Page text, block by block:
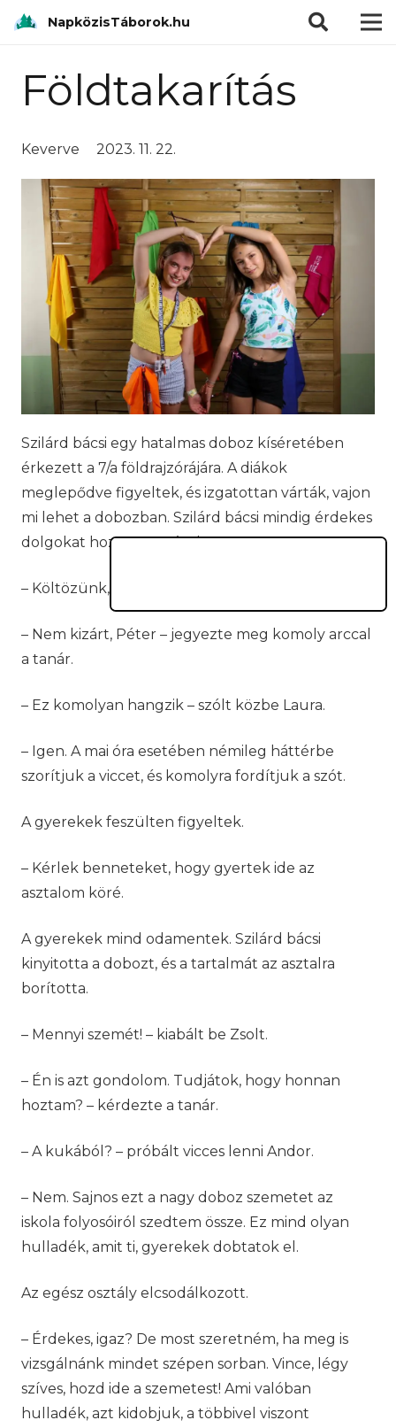
NapközisTáborok.hu
Földtakarítás
Keverve 2023. 11. 22.
Szilárd bácsi egy hatalmas doboz kíséretében
érkezett a 7/a földrajzórájára. A diákok
meglepődve figyeltek, és izgatottan várták, vajon
mi lehet a dobozban. Szilárd bácsi mindig érdekes
dolgokat hozott magával.
– Költözünk, Tanár Úr? – kiabált be Peti.
– Nem kizárt, Péter – jegyezte meg komoly arccal
a tanár.
– Ez komolyan hangzik – szólt közbe Laura.
– Igen. A mai óra esetében némileg háttérbe
szorítjuk a viccet, és komolyra fordítjuk a szót.
A gyerekek feszülten figyeltek.
– Kérlek benneteket, hogy gyertek ide az
asztalom köré.
A gyerekek mind odamentek. Szilárd bácsi
kinyitotta a dobozt, és a tartalmát az asztalra
borította.
– Mennyi szemét! – kiabált be Zsolt.
– Én is azt gondolom. Tudjátok, hogy honnan
hoztam? – kérdezte a tanár.
– A kukából? – próbált vicces lenni Andor.
– Nem. Sajnos ezt a nagy doboz szemetet az
iskola folyosóiról szedtem össze. Ez mind olyan
hulladék, amit ti, gyerekek dobtatok el.
Az egész osztály elcsodálkozott.
– Érdekes, igaz? De most szeretném, ha meg is
vizsgálnánk mindet szépen sorban. Vince, légy
szíves, hozd ide a szemetest! Ami valóban
hulladék, azt kidobjuk, a többivel viszont